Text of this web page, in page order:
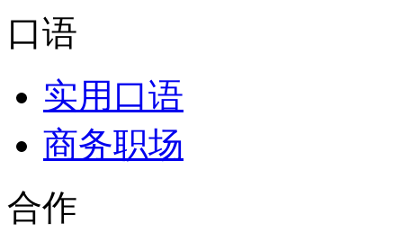
口语
实用口语
商务职场
合作